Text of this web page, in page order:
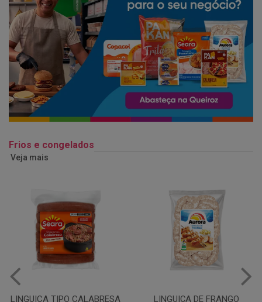
Frios e congelados
Veja mais
LINGUIÇA DE FRANGO QUEIJO MUSSARELA